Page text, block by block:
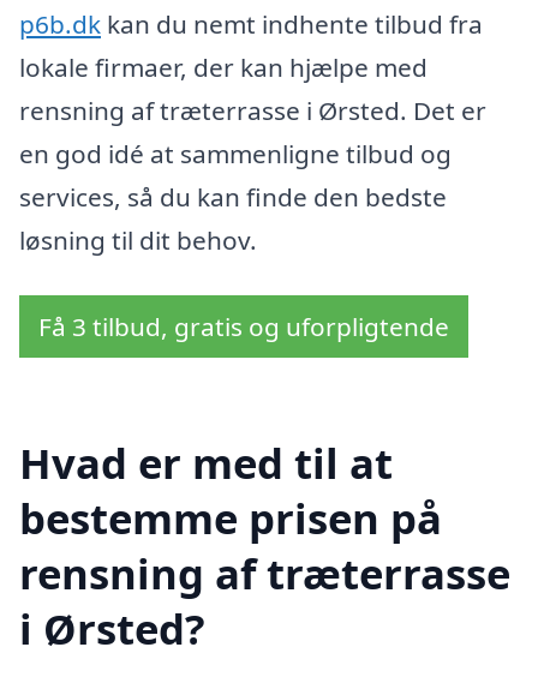
p6b.dk kan du nemt indhente tilbud fra
lokale firmaer, der kan hjælpe med
rensning af træterrasse i Ørsted. Det er
en god idé at sammenligne tilbud og
services, så du kan finde den bedste
løsning til dit behov.
Få 3 tilbud, gratis og uforpligtende
Hvad er med til at
bestemme prisen på
rensning af træterrasse
i Ørsted?